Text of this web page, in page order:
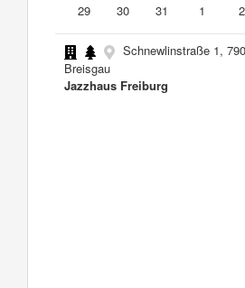
29
30 31 1 2
Schnewlinstraße 1,
Breisgau
Jazzhaus Freiburg